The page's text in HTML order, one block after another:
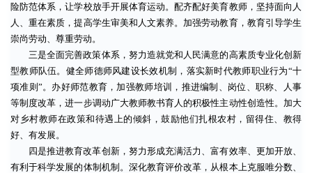
险防范体系，让学校放手开展体育运动。配齐配好美育教师，坚持面向人
人、重在素质，提高学生审美和人文素养。加强劳动教育，教育引导学生
崇尚劳动、尊重劳动。
三是全面完善政策体系，努力造就党和人民满意的高素质专业化创新
型教师队伍。健全师德师风建设长效机制，落实新时代教师职业行为“十
项准则”。办好师范教育，加强教师培训，推进编制、岗位、职称、人事
等制度改革，进一步调动广大教师教书育人的积极性主动性创造性。加大
对乡村教师在政策和待遇上的倾斜，鼓励他们扎根农村，留得住、教得
好、有发展。
四是推进教育改革创新，努力形成充满活力、富有效率、更加开放、
有利于科学发展的体制机制。深化教育评价改革，从根本上克服唯分数、